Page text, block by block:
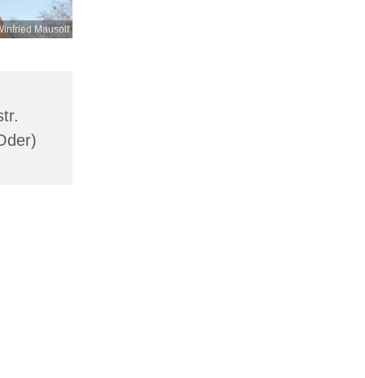
Mausolf